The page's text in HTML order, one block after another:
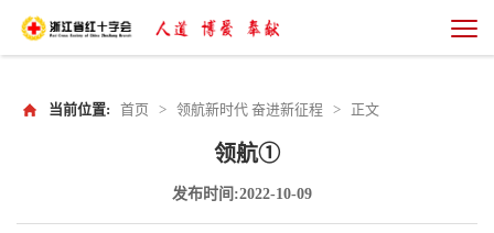
当前位置: 首页 > 领航新时代 奋进新征程 > 正文
领航①
发布时间:2022-10-09